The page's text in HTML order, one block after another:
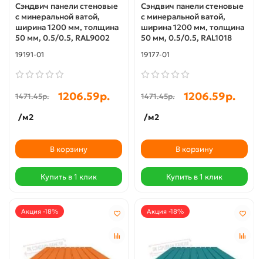
Сэндвич панели стеновые
с минеральной ватой,
ширина 1200 мм, толщина
50 мм, 0.5/0.5, RAL9002
19191-01
1471.45р. 1206.59р.
/м2
В корзину
Купить в 1 клик
Сэндвич панели стеновые
с минеральной ватой,
ширина 1200 мм, толщина
50 мм, 0.5/0.5, RAL1018
19177-01
1471.45р. 1206.59р.
/м2
В корзину
Купить в 1 клик
Акция -18% Акция -18%